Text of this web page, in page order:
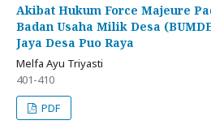
Akibat Hukum Force Majeure
Badan Usaha Milik Desa
Jaya Desa Puo Raya
Melfa Ayu Triyasti
401-410
PDF